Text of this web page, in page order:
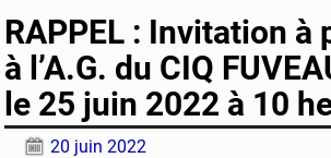
RAPPEL : Invitation à
à l’A.G. du CIQ
le 25 juin 2022 à 10
20 juin 2022